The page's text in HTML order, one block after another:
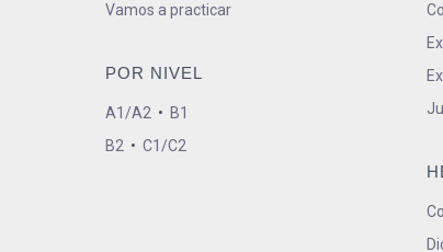
Vamos a practicar
POR NIVEL
A1/A2 • B1
B2 • C1/C2